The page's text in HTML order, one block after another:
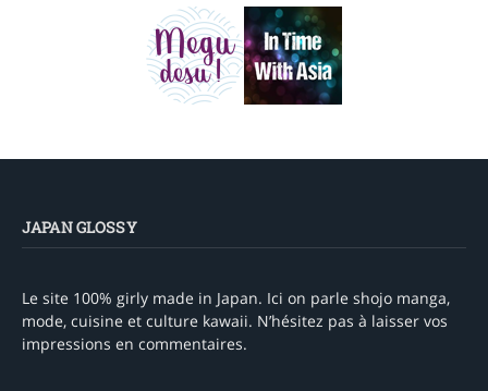
JAPAN GLOSSY
Le site 100% girly made in Japan. Ici on parle shojo manga,
mode, cuisine et culture kawaii. N’hésitez pas à laisser vos
impressions en commentaires.